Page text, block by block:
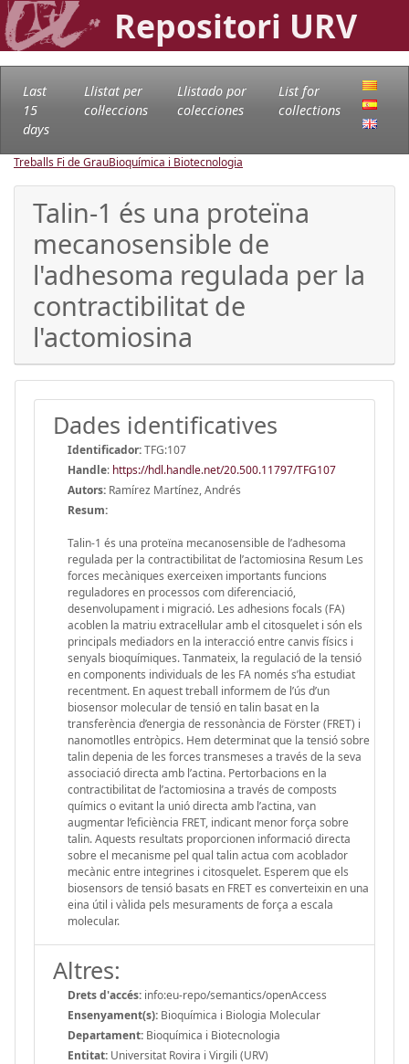
Repositori URV
Last
15
days
Llistat per
col·leccions
Llistado por
colecciones
List for
collections
Treballs Fi de GrauBioquímica i Biotecnologia
Talin-1 és una proteïna
mecanosensible de
l'adhesoma regulada per la
contractibilitat de
l'actomiosina
Dades identificatives
Identificador:TFG:107
Handle: https://hdl.handle.net/20.500.11797/TFG107
Autors: Ramírez Martínez, Andrés
Resum:
Talin-1 és una proteïna mecanosensible de l’adhesoma
regulada per la contractibilitat de l’actomiosina Resum Les
forces mecàniques exerceixen importants funcions
reguladores en processos com diferenciació,
desenvolupament i migració. Les adhesions focals (FA)
acoblen la matriu extracel·lular amb el citosquelet i són els
principals mediadors en la interacció entre canvis físics i
senyals bioquímiques. Tanmateix, la regulació de la tensió
en components individuals de les FA només s’ha estudiat
recentment. En aquest treball informem de l’ús d’un
biosensor molecular de tensió en talin basat en la
transferència d’energia de ressonància de Förster (FRET) i
nanomotlles entròpics. Hem determinat que la tensió sobre
talin depenia de les forces transmeses a través de la seva
associació directa amb l’actina. Pertorbacions en la
contractibilitat de l’actomiosina a través de composts
químics o evitant la unió directa amb l’actina, van
augmentar l’eficiència FRET, indicant menor força sobre
talin. Aquests resultats proporcionen informació directa
sobre el mecanisme pel qual talin actua com acoblador
mecànic entre integrines i citosquelet. Esperem que els
biosensors de tensió basats en FRET es converteixin en una
eina útil i vàlida pels mesuraments de força a escala
molecular.
Altres:
Drets d'accés: info:eu-repo/semantics/openAccess
Ensenyament(s): Bioquímica i Biologia Molecular
Departament: Bioquímica i Biotecnologia
Entitat: Universitat Rovira i Virgili (URV)